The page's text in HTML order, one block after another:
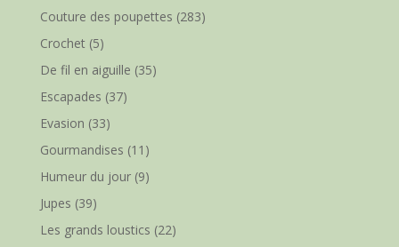
Couture des poupettes (283)
Crochet(5)
De fil en aiguille (35)
Escapades (37)
Evasion (33)
Gourmandises (11)
Humeur du jour(9)
Jupes (39)
Les grands loustics (22)